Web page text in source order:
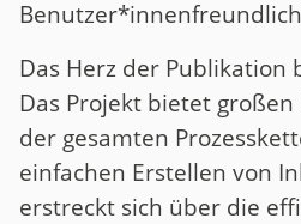
Das Herz der Publikation
Das Projekt bietet
der gesamten
einfachen Erstellen von
erstreckt sich über die